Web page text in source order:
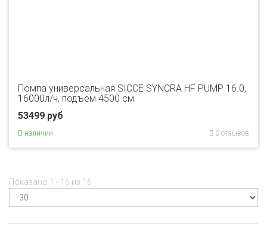
Помпа универсальная SICCE SYNCRA HF PUMP 16.0,
16000л/ч, подъем 4500 см
53499 руб
В наличии 0 отзывов
Показано 1 - 16 из 16